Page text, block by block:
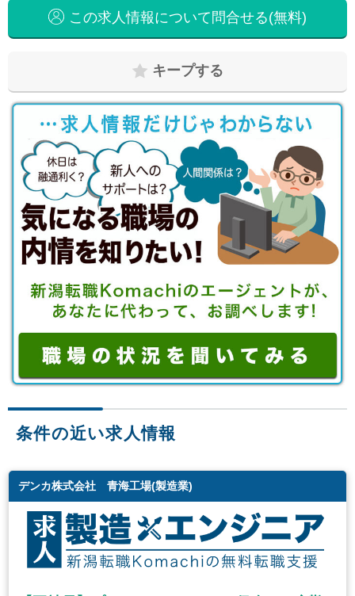
この求人情報について問合せる(無料)
キープする
条件の近い求人情報
デンカ株式会社 青海工場(製造業)